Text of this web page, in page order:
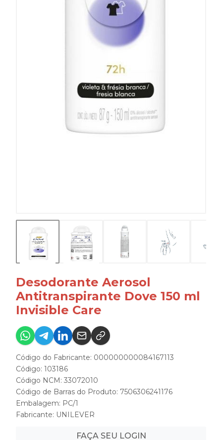
Desodorante Aerosol
Antitranspirante Dove 150 ml
Invisible Care
Código do Fabricante: 000000000084167113
Código: 103186
Código NCM: 33072010
Código de Barras do Produto: 7506306241176
Embalagem: PC/1
Fabricante: UNILEVER
FAÇA SEU LOGIN